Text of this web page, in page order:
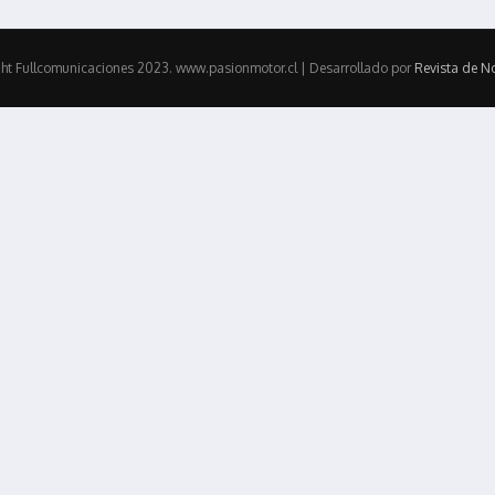
Fullcomunicaciones 2023. www.pasionmotor.cl | Desarrollado por Revista de